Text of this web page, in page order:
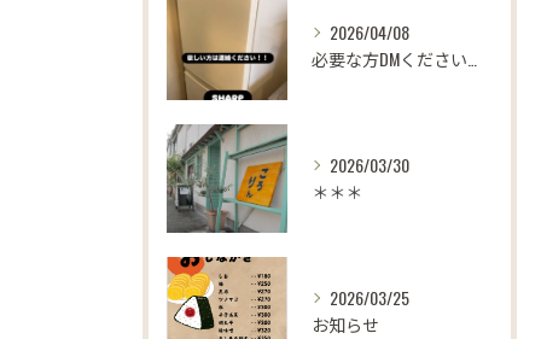
2026/04/08
必要な方DMください！！
2026/03/30
＊＊＊
2026/03/25
お知らせ